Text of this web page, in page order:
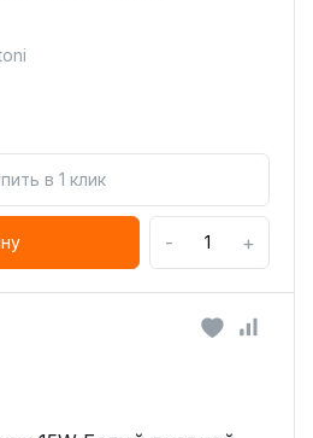
в 1 клик
- +